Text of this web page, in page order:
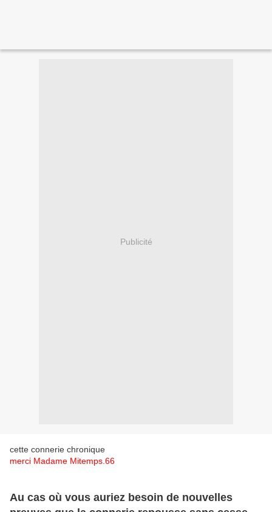
Publicité
cette connerie chronique
merci Madame Mitemps.66
Au cas où vous auriez besoin de nouvelles